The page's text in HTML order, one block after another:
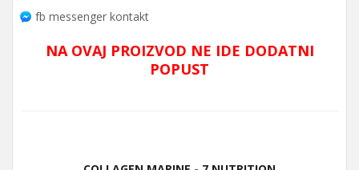
fb messenger kontakt
NA OVAJ PROIZVOD NE IDE DODATNI
POPUST